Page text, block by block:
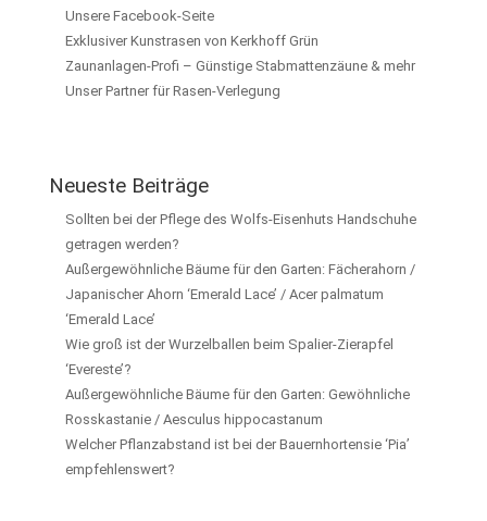
Unsere Facebook-Seite
Exklusiver Kunstrasen von Kerkhoff Grün
Zaunanlagen-Profi – Günstige Stabmattenzäune & mehr
Unser Partner für Rasen-Verlegung
Neueste Beiträge
Sollten bei der Pflege des Wolfs-Eisenhuts Handschuhe
getragen werden?
Außergewöhnliche Bäume für den Garten: Fächerahorn /
Japanischer Ahorn ‘Emerald Lace’ / Acer palmatum
‘Emerald Lace’
Wie groß ist der Wurzelballen beim Spalier-Zierapfel
‘Evereste’?
Außergewöhnliche Bäume für den Garten: Gewöhnliche
Rosskastanie / Aesculus hippocastanum
Welcher Pflanzabstand ist bei der Bauernhortensie ‘Pia’
empfehlenswert?